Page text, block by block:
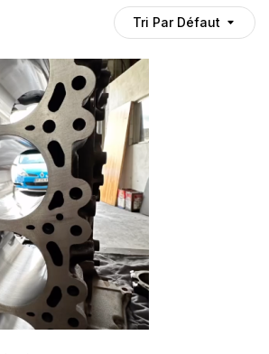
Tri Par Défaut